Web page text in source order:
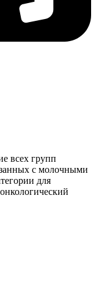
всех групп
с молочными
для